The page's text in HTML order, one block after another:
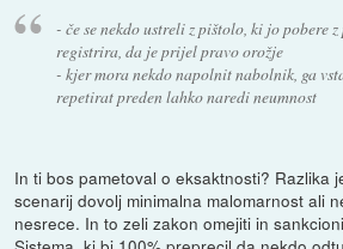
- če se nekdo ustreli z pištolo, ki jo pobere
registrira, da je prijel pravo orožje
- kjer mora nekdo napolnit nabolnik, ga
repetirat preden lahko naredi neumnost
In ti bos pametoval o eksaktnosti? Razlika
scenarij dovolj minimalna malomarnost ali
nesrece. In to zeli zakon omejiti in